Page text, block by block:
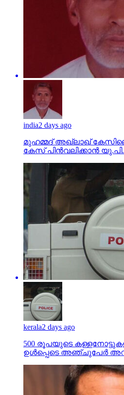
india2 days ago
മുഹമ്മദ് അഖ്‌ലാഖ്
കേസ് പിന്‍വലിക്കാന്‍ യു.പി.
kerala2 days ago
500 രൂപയുടെ
ഉള്‍പ്പെടെ അഞ്ചുപേര്‍